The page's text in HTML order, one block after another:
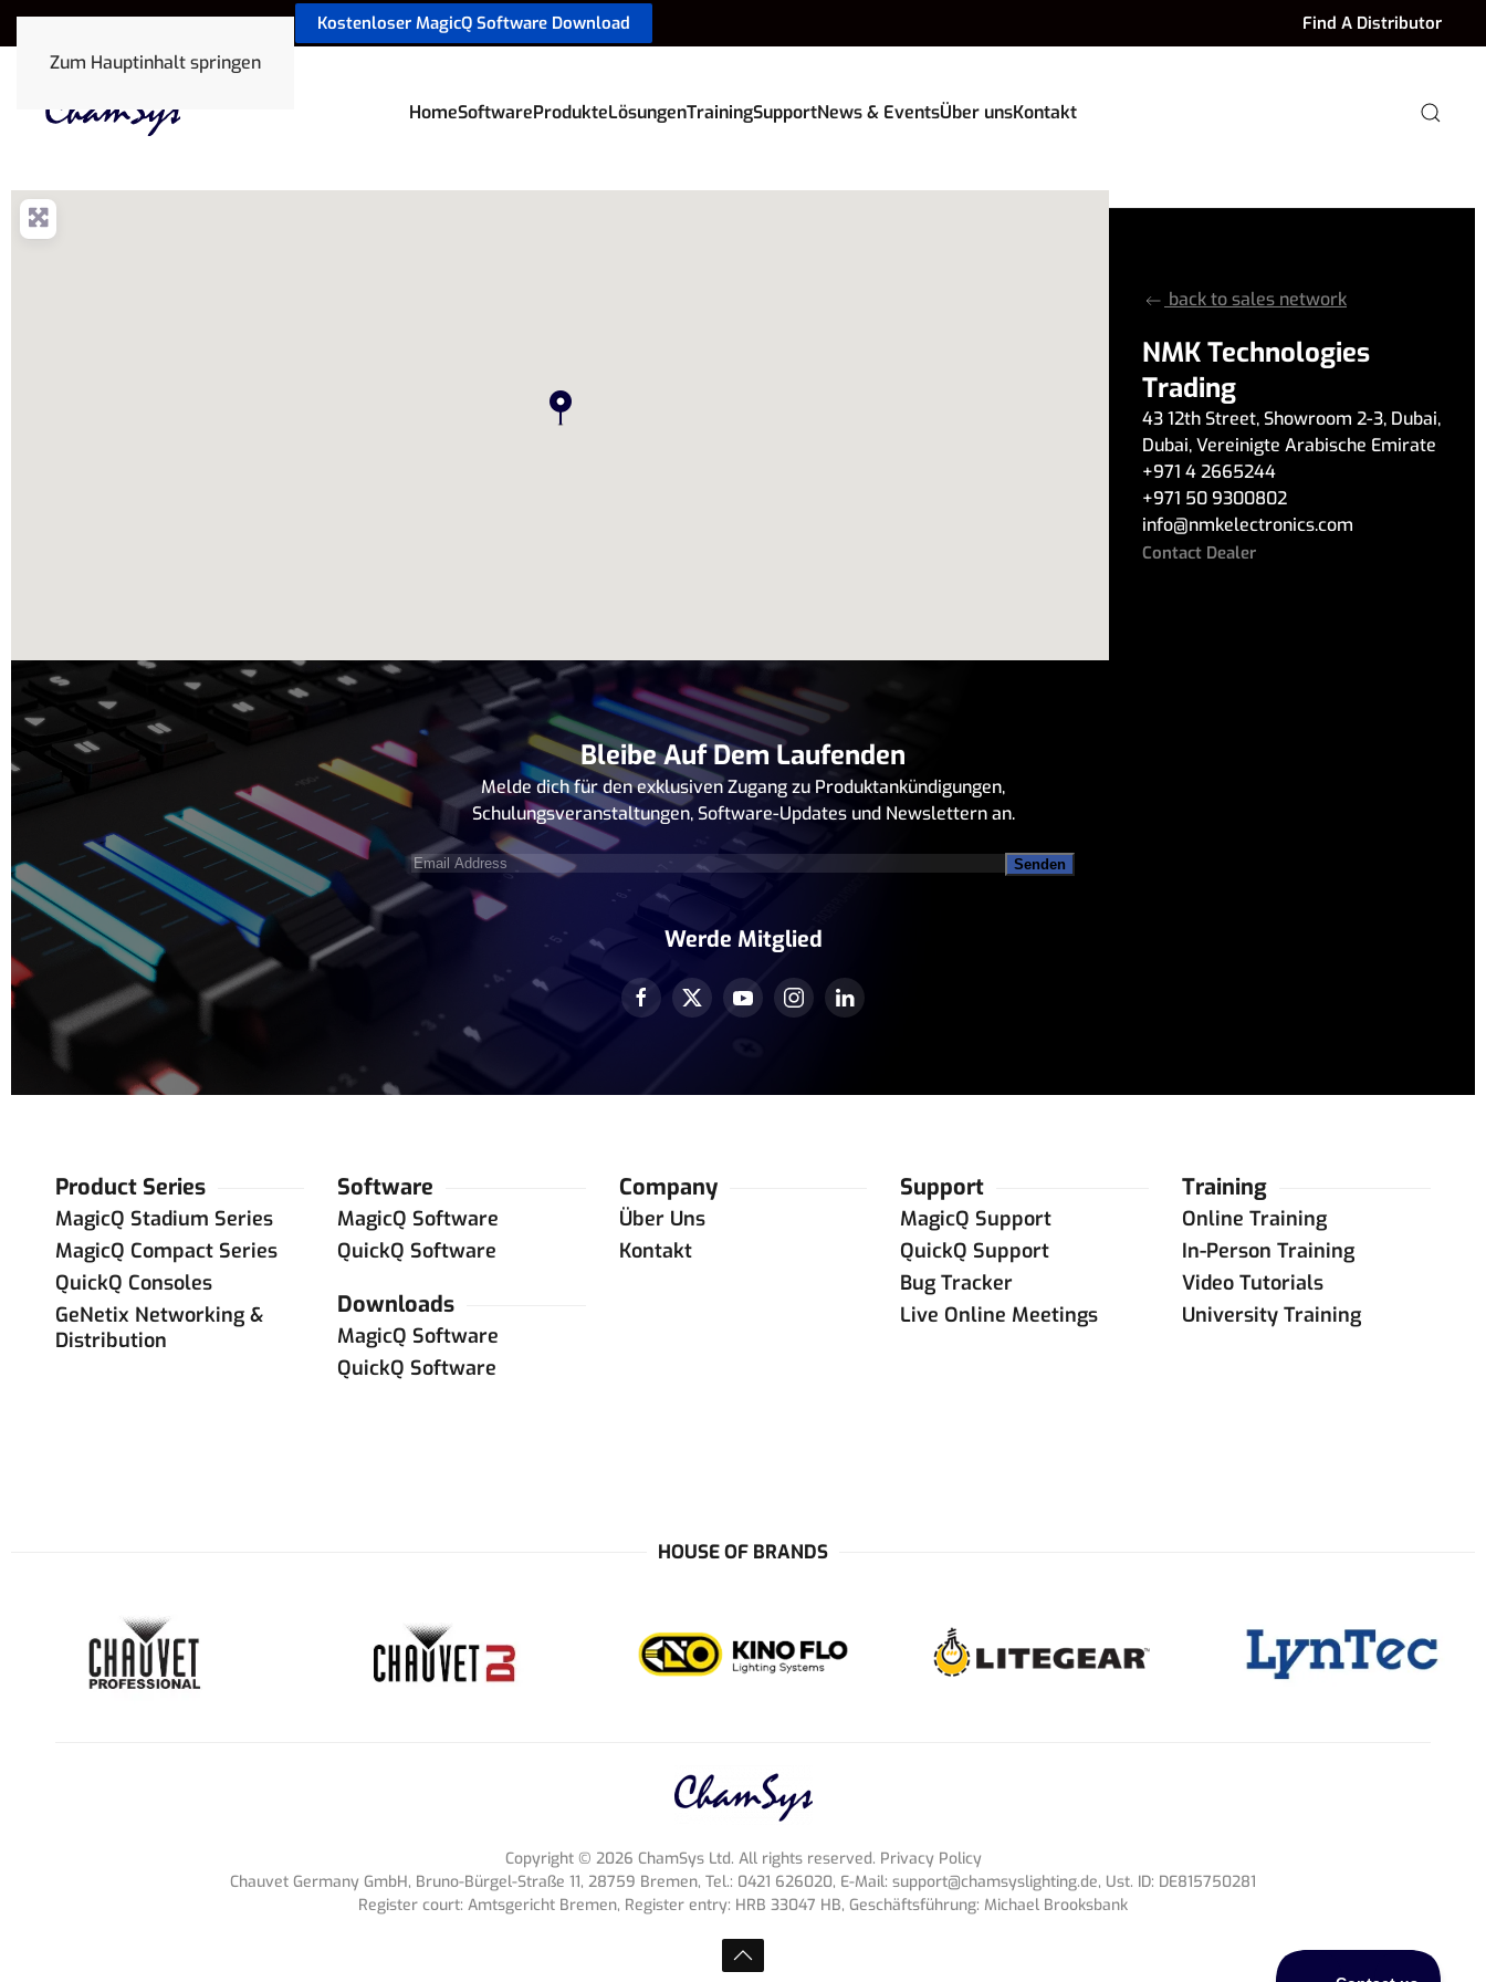
Zum Hauptinhalt springen
sales@chamsyslighting.de Kostenloser MagicQ Software Download Find A Distributor
HomeSoftwareProdukteLösungenTrainingSupportNews & EventsÜber unsKontakt
back to sales network
NMK Technologies
Trading
43 12th Street,Showroom 2-3, Dubai,
Dubai,Vereinigte Arabische Emirate
+971 4 2665244
+971 50 9300802
info@nmkelectronics.com
Contact Dealer
Bleibe Auf Dem Laufenden
Melde dich für den exklusiven Zugang zu Produktankündigungen,
Schulungsveranstaltungen, Software-Updates und Newslettern an.
Email
Address(erforderlich)
Werde Mitglied
Product Series
MagicQ Stadium Series
MagicQ Compact Series
QuickQ Consoles
GeNetix Networking &
Distribution
Software
MagicQ Software
QuickQ Software
Downloads
MagicQ Software
QuickQ Software
Company
Über Uns
Kontakt
Support
MagicQ Support
QuickQ Support
Bug Tracker
Live Online Meetings
Training
Online Training
In-Person Training
Video Tutorials
University Training
HOUSE OF BRANDS
Copyright © 2026 ChamSys Ltd. All rights reserved. Privacy Policy
Chauvet Germany GmbH, Bruno-Bürgel-Straße 11, 28759 Bremen, Tel.: 0421 626020, E-Mail: support@chamsyslighting.de, Ust. ID: DE815750281
Register court: Amtsgericht Bremen, Register entry: HRB 33047 HB, Geschäftsführung: Michael Brooksbank